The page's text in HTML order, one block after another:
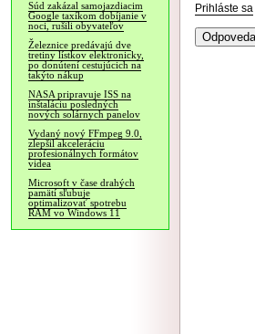
Súd zakázal samojazdiacim
Google taxíkom dobíjanie v
noci, rušili obyvateľov
Železnice predávajú dve
tretiny lístkov elektronicky,
po donútení cestujúcich na
takýto nákup
NASA pripravuje ISS na
inštaláciu posledných
nových solárnych panelov
Vydaný nový FFmpeg 9.0,
zlepšil akceleráciu
profesionálnych formátov
videa
Microsoft v čase drahých
pamätí sľubuje
optimalizovať spotrebu
RAM vo Windows 11
Prihláste sa